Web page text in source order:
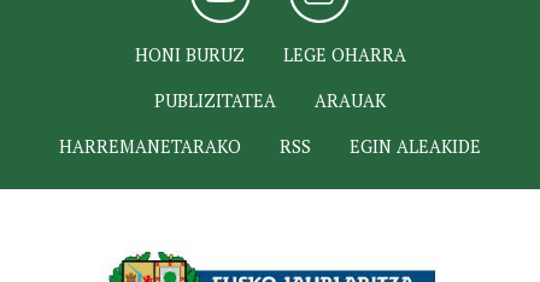
HONI BURUZ
LEGE OHARRA
PUBLIZITATEA
ARAUAK
HARREMANETARAKO
RSS EGIN ALEAKIDE